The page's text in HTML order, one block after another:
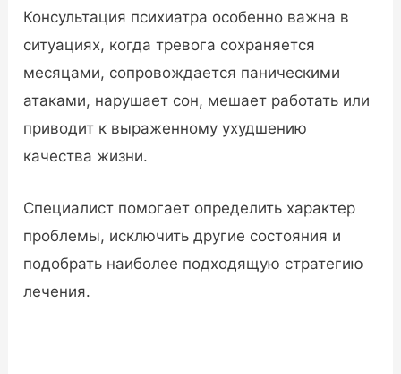
Консультация психиатра особенно важна в
ситуациях, когда тревога сохраняется
месяцами, сопровождается паническими
атаками, нарушает сон, мешает работать или
приводит к выраженному ухудшению
качества жизни.
Специалист помогает определить характер
проблемы, исключить другие состояния и
подобрать наиболее подходящую стратегию
лечения.